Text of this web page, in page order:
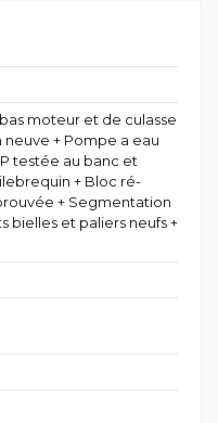
moteur et de culasse
+ Pompe a eau
testée au banc et
+ Bloc ré-
+ Segmentation
bielles et paliers neufs +